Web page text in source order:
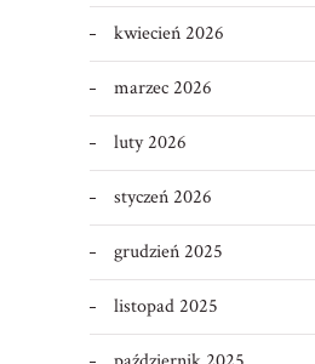
kwiecień 2026
marzec 2026
luty 2026
styczeń 2026
grudzień 2025
listopad 2025